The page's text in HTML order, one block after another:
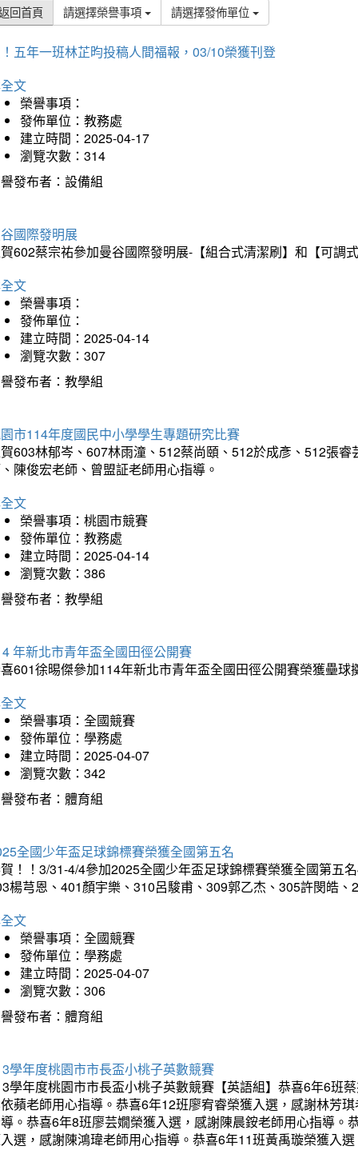
回首頁 請選擇榮譽事項 請選擇發佈單位
五年一班林芷昀投稿人間福報，03/10榮獲刊登
文
榮譽事項：
發佈單位：教務處
建立時間：2025-04-17
瀏覽次數：314
發布者：設備組
國際發明展
602蔡宗祐參加曼谷國際發明展-【組合式清潔刷】和【可調
文
榮譽事項：
發佈單位：
建立時間：2025-04-14
瀏覽次數：307
發布者：教學組
市114年度國民中小學學生專題研究比賽
603林郁岑、607林雨潼、512蔡尚頤、512於成彥、512張
陳俊宏老師、曾盟証老師用心指導。
文
榮譽事項：桃園市競賽
發佈單位：教務處
建立時間：2025-04-14
瀏覽次數：386
發布者：教學組
年新北市青年盃全國田徑公開賽
601徐晹傑參加114年新北市青年盃全國田徑公開賽榮獲壘
文
榮譽事項：全國競賽
發佈單位：學務處
建立時間：2025-04-07
瀏覽次數：342
發布者：體育組
全國少年盃足球錦標賽榮獲全國第五名
！！3/31-4/4參加2025全國少年盃足球錦標賽榮獲全國第五
楊芎恩、401顏宇樂、310呂駿甫、309郭乙杰、305許閔皓
文
榮譽事項：全國競賽
發佈單位：學務處
建立時間：2025-04-07
瀏覽次數：306
發布者：體育組
學年度桃園市市長盃小桃子英數競賽
學年度桃園市市長盃小桃子英數競賽【英語組】恭喜6年6班
蘋老師用心指導。恭喜6年12班廖宥睿榮獲入選，感謝林芳
。恭喜6年8班廖芸嫺榮獲入選，感謝陳晨銨老師用心指導
選，感謝陳鴻瑋老師用心指導。恭喜6年11班黃禹璇榮獲入